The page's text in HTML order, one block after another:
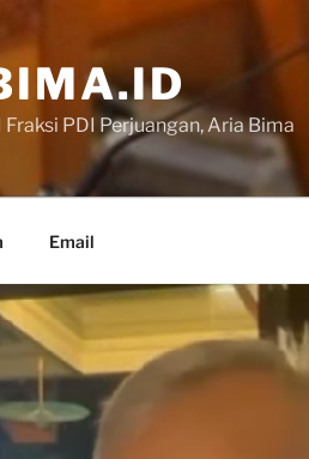
PDI Perjuangan, Aria Bima
Email